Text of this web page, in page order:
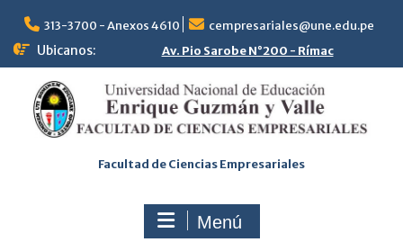
313-3700 - Anexos 4610 cempresariales@une.edu.pe
Ubicanos: Av. Pio Sarobe N°200 - Rímac
Facultad de Ciencias Empresariales
Menú